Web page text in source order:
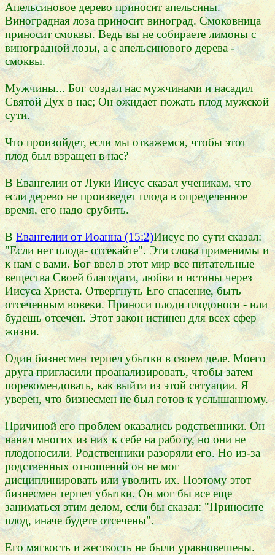
Апельсиновое дерево приносит апельсины.
Виноградная лоза приносит виноград. Смоковница
приносит смоквы. Ведь вы не собираете лимоны с
виноградной лозы, а с апельсинового дерева -
смоквы.
Мужчины... Бог создал нас мужчинами и насадил
Святой Дух в нас; Он ожидает пожать плод мужской
сути.
Что произойдет, если мы откажемся, чтобы этот
плод был взращен в нас?
В Евангелии от Луки Иисус сказал ученикам, что
если дерево не произведет плода в определенное
время, его надо срубить.
В Евангелии от Иоанна (15:2)Иисус по сути сказал:
"Если нет плода- отсекайте". Эти слова применимы и
к нам с вами. Бог ввел в этот мир все питательные
вещества Своей благодати, любви и истины через
Иисуса Христа. Отвергнуть Его спасение, быть
отсеченным вовеки. Приноси плоди плодоноси - или
будешь отсечен. Этот закон истинен для всех сфер
жизни.
Один бизнесмен терпел убытки в своем деле. Моего
друга пригласили проанализировать, чтобы затем
порекомендовать, как выйти из этой ситуации. Я
уверен, что бизнесмен не был готов к услышанному.
Причиной его проблем оказались родственники. Он
нанял многих из них к себе на работу, но они не
плодоносили. Родственники разоряли его. Но из-за
родственных отношений он не мог
дисциплинировать или уволить их. Поэтому этот
бизнесмен терпел убытки. Он мог бы все еще
заниматься этим делом, если бы сказал: "Приносите
плод, иначе будете отсечены".
Его мягкость и жесткость не были уравновешены.